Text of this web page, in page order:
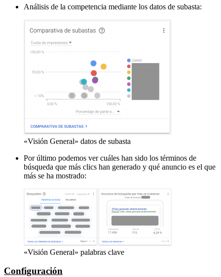
Análisis de la competencia mediante los datos de subasta:
«Visión General» datos de subasta
Por último podemos ver cuáles han sido los términos de
búsqueda que más clics han generado y qué anuncio es el que
más se ha mostrado:
«Visión General» palabras clave
Configuración